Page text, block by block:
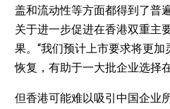
盖和流动性等方面都得到了普
关于进一步促进在香港双重主
果。“我们预计上市要求将更
恢复，有助于一大批企业选择
但香港可能难以吸引中国企业